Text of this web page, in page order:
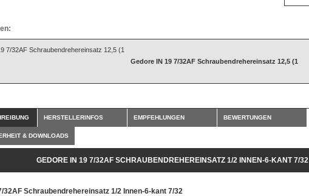
Gedore IN 19 7/32AF Schraubendrehereinsatz 12,5 (1
HERSTELLERINFOS EMPFEHLUNGEN BEWERTUNGEN
& DOWNLOADS
GEDORE IN 19 7/32AF SCHRAUBENDREHEREINSATZ 1/2 INNEN-6-KANT 7/32
32AF Schraubendrehereinsatz 1/2 Innen-6-kant 7/32